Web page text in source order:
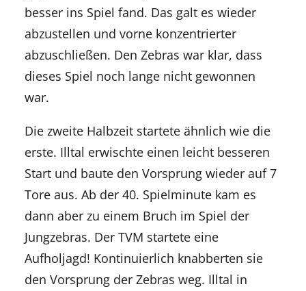
besser ins Spiel fand. Das galt es wieder
abzustellen und vorne konzentrierter
abzuschließen. Den Zebras war klar, dass
dieses Spiel noch lange nicht gewonnen
war.
Die zweite Halbzeit startete ähnlich wie die
erste. Illtal erwischte einen leicht besseren
Start und baute den Vorsprung wieder auf 7
Tore aus. Ab der 40. Spielminute kam es
dann aber zu einem Bruch im Spiel der
Jungzebras. Der TVM startete eine
Aufholjagd! Kontinuierlich knabberten sie
den Vorsprung der Zebras weg. Illtal in